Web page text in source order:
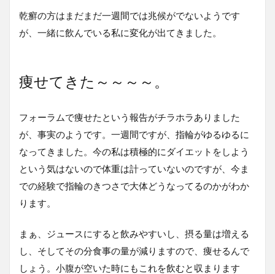
乾癬の方はまだまだ一週間では兆候がでないようです
が、一緒に飲んでいる私に変化が出てきました。
痩せてきた～～～～。
フォーラムで痩せたという報告がチラホラありました
が、事実のようです。一週間ですが、指輪がゆるゆるに
なってきました。今の私は積極的にダイエットをしよう
という気はないので体重は計っていないのですが、今ま
での経験で指輪のきつさで大体どうなってるのかがわか
ります。
まぁ、ジュースにすると飲みやすいし、摂る量は増える
し、そしてその分食事の量が減りますので、痩せるんで
しょう。小腹が空いた時にもこれを飲むと収まります